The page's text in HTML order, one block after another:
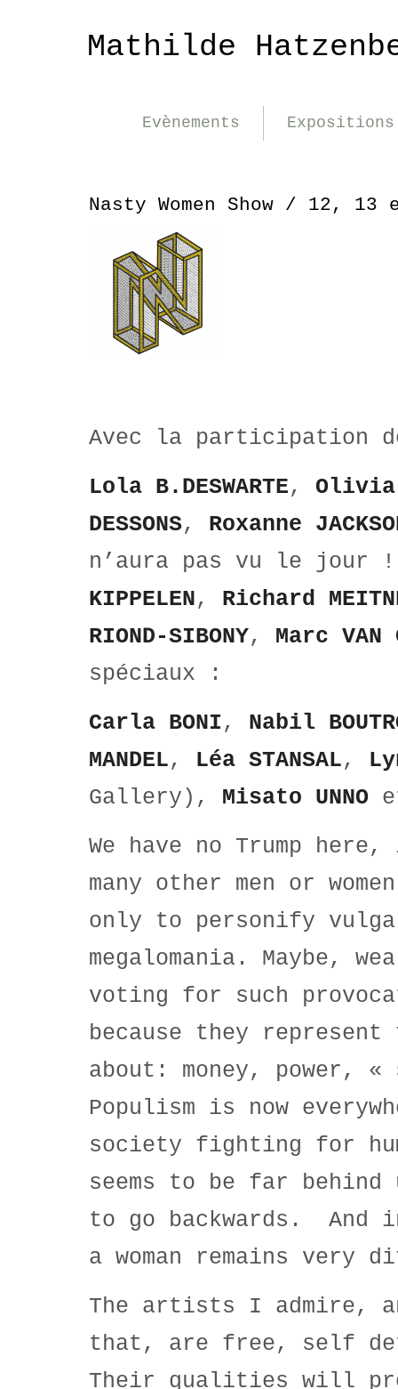
Mathilde
Evènements Expositions
Nasty Women Show / 12,
Avec la participation
Lola B.DESWARTE, Olivia
DESSONS, Roxanne
n’aura pas vu le
KIPPELEN, Richard
RIOND-SIBONY, Marc VAN
spéciaux :
Carla BONI , Nabil
MANDEL, Léa STANSAL,
Gallery), Misato UNNO
We have no Trump
many other men or
only to personify
megalomania. Maybe,
voting for such
because they
about: money, power,
Populism is now
society fighting for
seems to be far
to go backwards. And
a woman remains
The artists I admire,
that, are free, self
Their qualities will